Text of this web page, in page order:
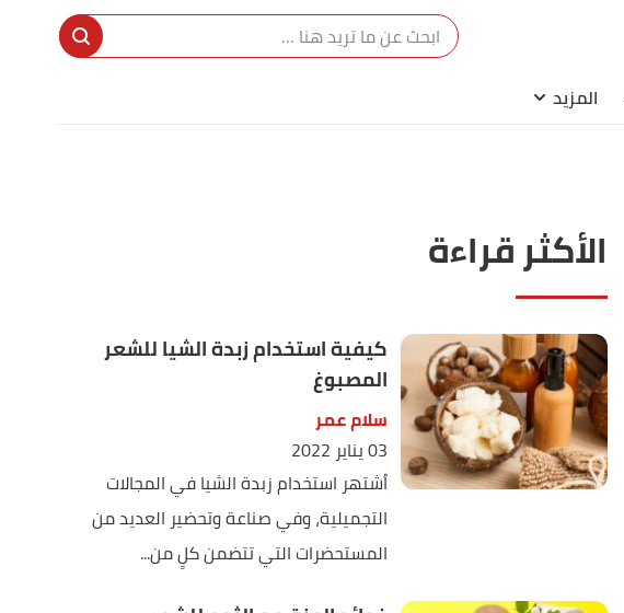
المزيد
الأكثر قراءة
كيفية استخدام زبدة الشيا للشعر
المصبوغ
سلام عمر
03 يناير 2022
اُشتهر استخدام زبدة الشيا في المجالات
التجميلية، وفي صناعة وتحضير العديد من
المستحضرات التي تتضمن كلٍ من...